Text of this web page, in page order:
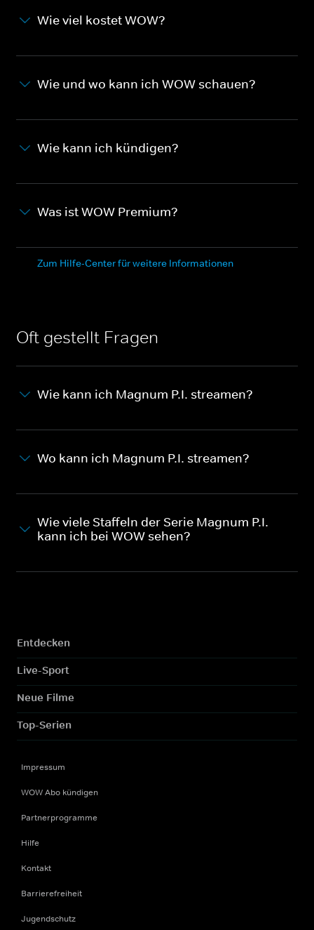
Wie viel kostet WOW?
Wie und wo kann ich WOW schauen?
Wie kann ich kündigen?
Was ist WOW Premium?
Zum Hilfe-Center für weitere Informationen
Oft gestellt Fragen
Wie kann ich Magnum P.I. streamen?
Wo kann ich Magnum P.I. streamen?
Wie viele Staffeln der Serie Magnum P.I.
kann ich bei WOW sehen?
Entdecken
Live-Sport
Neue Filme
Top-Serien
Impressum
WOW Abo kündigen
Partnerprogramme
Hilfe
Kontakt
Barrierefreiheit
Jugendschutz